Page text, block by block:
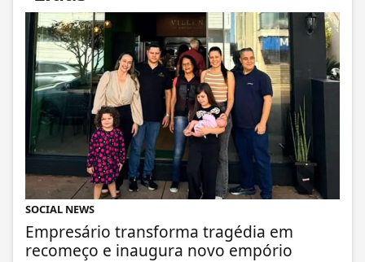
SOCIAL NEWS
Empresário transforma tragédia em
recomeço e inaugura novo empório